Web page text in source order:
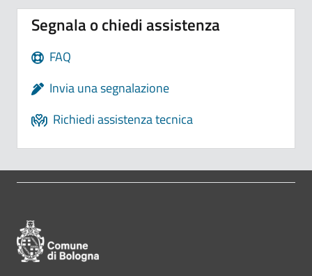
Segnala o chiedi assistenza
FAQ
Invia una segnalazione
Richiedi assistenza tecnica